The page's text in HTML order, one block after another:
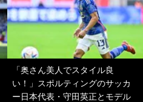
「奥さん美人でスタイル良
い！」スポルティングのサッカ
ー日本代表・守田英正とモデル